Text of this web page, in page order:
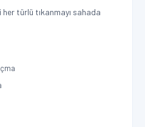
türlü tıkanmayı sahada